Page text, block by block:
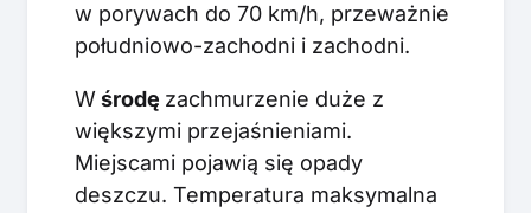
w porywach do 70 km/h, przeważnie
południowo-zachodni i zachodni.
Wśrodę zachmurzenie duże z
większymi przejaśnieniami.
Miejscami pojawią się opady
deszczu. Temperatura maksymalna